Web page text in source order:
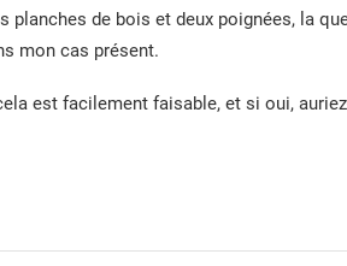
planches de bois et deux poignées, la
mon cas présent.
est facilement faisable, et si oui,